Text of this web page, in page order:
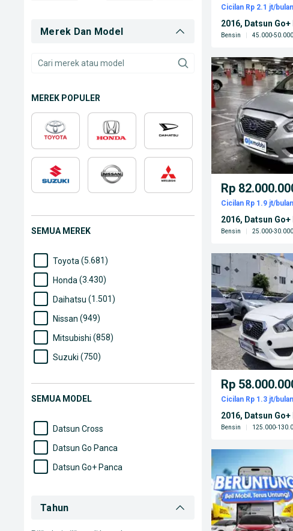
Merek Dan Model
MEREK POPULER
SEMUA MEREK
Toyota (5.681)
Honda (3.430)
Daihatsu (1.501)
Nissan (949)
Mitsubishi (858)
Suzuki (750)
Mazda(458)
SEMUA MODEL
Datsun Cross
Datsun Go Panca
Datsun Go+ Panca
Tahun
Cicilan Rp 2.1 jt/bulan
2016, Datsun Go+
Bensin 45.000-
Rp
Cicilan Rp 1.9 jt/bulan
2016, Datsun Go+
Bensin 25.000-
Rp
Cicilan Rp 1.3 jt/bulan
2016, Datsun Go+
Bensin 125.000-